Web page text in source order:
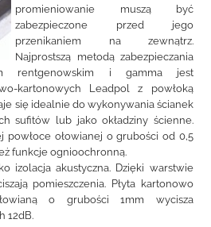
promieniowanie muszą być
zabezpieczone przed jego
przenikaniem na zewnątrz.
Najprostszą metodą zabezpieczania
rentgenowskim i gamma jest
kartonowych Leadpol z powłoką
się idealnie do wykonywania ścianek
sufitów lub jako okładziny ścienne.
powłoce ołowianej o grubości od 0,5
funkcje ognioochronną.
izolacja akustyczna. Dzięki warstwie
pomieszczenia. Płyta kartonowo
o grubości 1mm wycisza
12dB.